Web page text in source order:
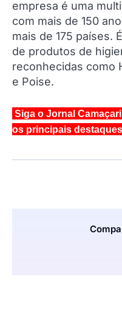
empresa é uma
com mais de 150
mais de 175 países.
de produtos de
reconhecidas como
e Poise.
Siga o Jornal
os principais